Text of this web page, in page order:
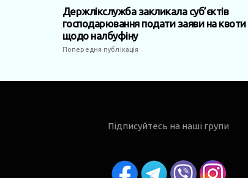
Держлікслужба закликала суб’єктів
господарювання подати заяви на квоти
щодо налбуфіну
Попередня публікація
Підписуйтесь на наші групи